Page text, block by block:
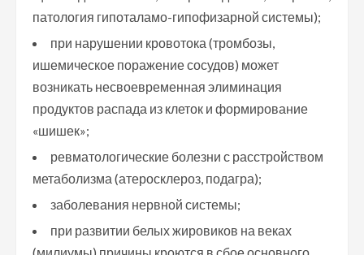
патология гипоталамо-гипофизарной системы);
при нарушении кровотока (тромбозы,
ишемическое поражение сосудов) может
возникать несвоевременная элиминация
продуктов распада из клеток и формирование
«шишек»;
ревматологические болезни с расстройством
метаболизма (атеросклероз, подагра);
заболевания нервной системы;
при развитии белых жировиков на веках